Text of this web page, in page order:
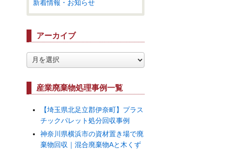
新着情報・お知らせ
アーカイブ
ー
ブ
産業廃棄物処理事例一覧
【埼玉県北足立郡伊奈町】プラス
チックパレット処分回収事例
神奈川県横浜市の資材置き場で廃
棄物回収｜混合廃棄物Aと木くず